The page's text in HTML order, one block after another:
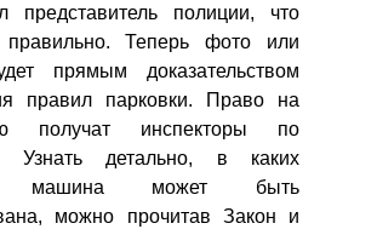
представитель полиции, что
Теперь фото или
прямым доказательством
правил парковки. Право на
получат инспекторы по
Узнать детально, в каких
машина может быть
можно прочитав Закон и